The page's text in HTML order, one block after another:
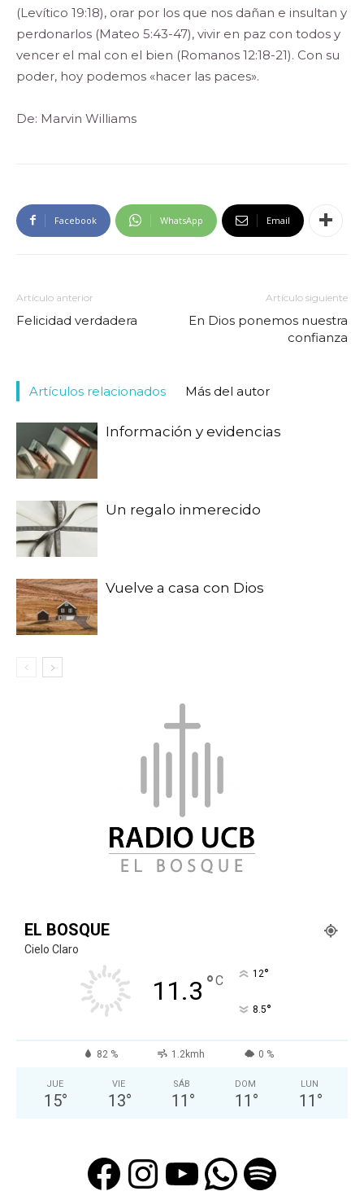
(Levítico 19:18), orar por los que nos dañan e insultan y
perdonarlos (Mateo 5:43-47), vivir en paz con todos y
vencer el mal con el bien (Romanos 12:18-21). Con su
poder, hoy podemos «hacer las paces».
De: Marvin Williams
Facebook WhatsApp Email
Artículo anterior
Felicidad verdadera
Artículo siguiente
En Dios ponemos nuestra
confianza
Artículos relacionados Más del autor
Información y evidencias
Un regalo inmerecido
Vuelve a casa con Dios
EL BOSQUE
Cielo Claro
11.3 °C 12°
8.5°
82 % 1.2kmh 0 %
JUE
15°
VIE
13°
SÁB
11 °
DOM
11 °
LUN
11 °
Facebook
Instagram
YouTube